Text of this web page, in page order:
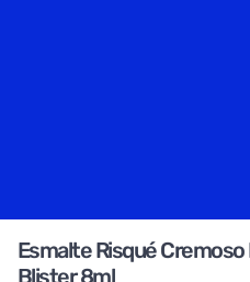
Esmalte Risqué
Blister 8ml